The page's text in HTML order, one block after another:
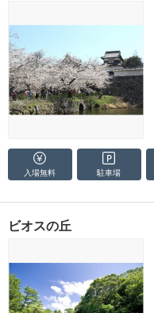
入場無料 駐車場
ビオスの丘